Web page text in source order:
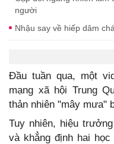
người
Nhậu say về hiếp dâm
Đầu tuần qua, một
mạng xã hội Trung
thản nhiên "mây mưa"
Tuy nhiên, hiệu
và khẳng định hai